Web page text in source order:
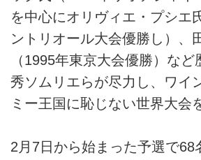
を中心にオリヴィエ・プシエ
ントリオール大会優勝し）、
（1995年東京大会優勝）な
秀ソムリエらが尽力し、ワイ
ミー王国に恥じない世界大会
2月7日から始まった予選で68